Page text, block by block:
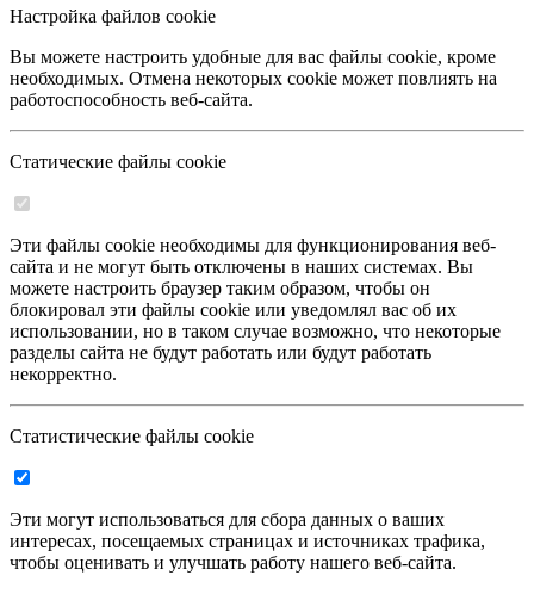
Настройка файлов cookie
Вы можете настроить удобные для вас файлы cookie, кроме
необходимых. Отмена некоторых cookie может повлиять на
работоспособность веб-сайта.
Статические файлы cookie
Эти файлы cookie необходимы для функционирования веб-
сайта и не могут быть отключены в наших системах. Вы
можете настроить браузер таким образом, чтобы он
блокировал эти файлы cookie или уведомлял вас об их
использовании, но в таком случае возможно, что некоторые
разделы сайта не будут работать или будут работать
некорректно.
Статистические файлы cookie
Эти могут использоваться для сбора данных о ваших
интересах, посещаемых страницах и источниках трафика,
чтобы оценивать и улучшать работу нашего веб-сайта.